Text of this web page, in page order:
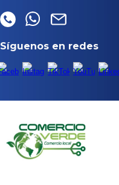
Síguenos en redes